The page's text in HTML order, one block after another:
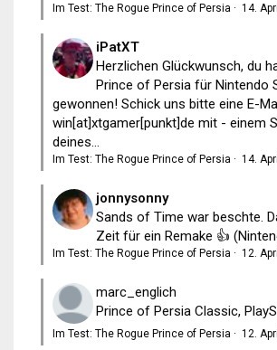
Im Test: The Rogue Prince of Persia · 14.
iPatXT
Herzlichen Glückwunsch, du
Prince of Persia für Nintendo
gewonnen! Schick uns bitte eine E-
win[at]xtgamer[punkt]de mit - einem
deines...
Im Test: The Rogue Prince of Persia · 14.
jonnysonny
Sands of Time war beschte.
Zeit für ein Remake 👍
Im Test: The Rogue Prince of Persia · 12.
marc_englich
Prince of Persia Classic,
Im Test: The Rogue Prince of Persia · 12.